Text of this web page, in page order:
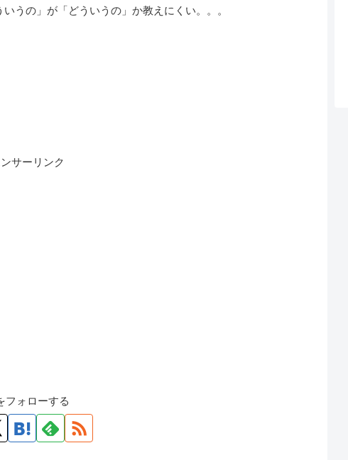
うの」が「どういうの」か教えにくい。。。
サーリンク
フォローする